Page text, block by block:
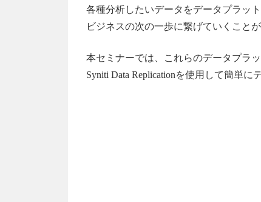
各種分析したいデータをデータプラッ
ビジネスの次の一歩に繋げていくことが
本セミナーでは、これらのデータプラ
Syniti Data Replicationを使用して簡単に